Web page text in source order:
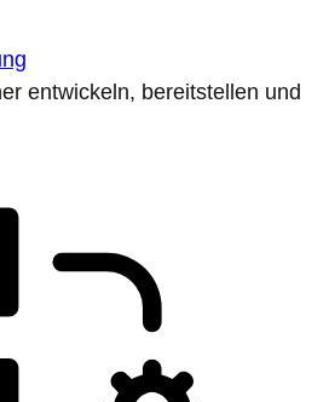
entwickeln, bereitstellen und